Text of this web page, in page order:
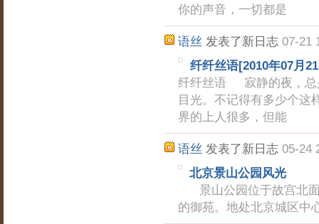
你的声音，一切都是
语丝 发表了新日志 07-21
纤纤丝语[2010年07月
纤纤丝语 寂静的夜，总
目光。不记得有多少个这
界的上人很多，但能
语丝 发表了新日志 05-24
北京景山公园风光
景山公园位于故宫北面
的御苑。地处北京城区中